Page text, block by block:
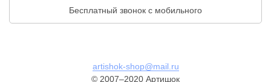
Бесплатный звонок с мобильного
artishok-shop@mail.ru
© 2007–2020 Артишок